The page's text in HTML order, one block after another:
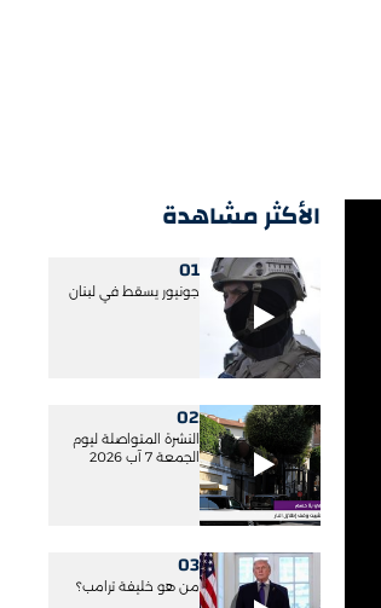
الأكثر مشاهدة
01
جونيور يسقط في لبنان
02
النشرة المتواصلة ليوم
الجمعة 7 آب 2026
03
من هو خليفة ترامب؟